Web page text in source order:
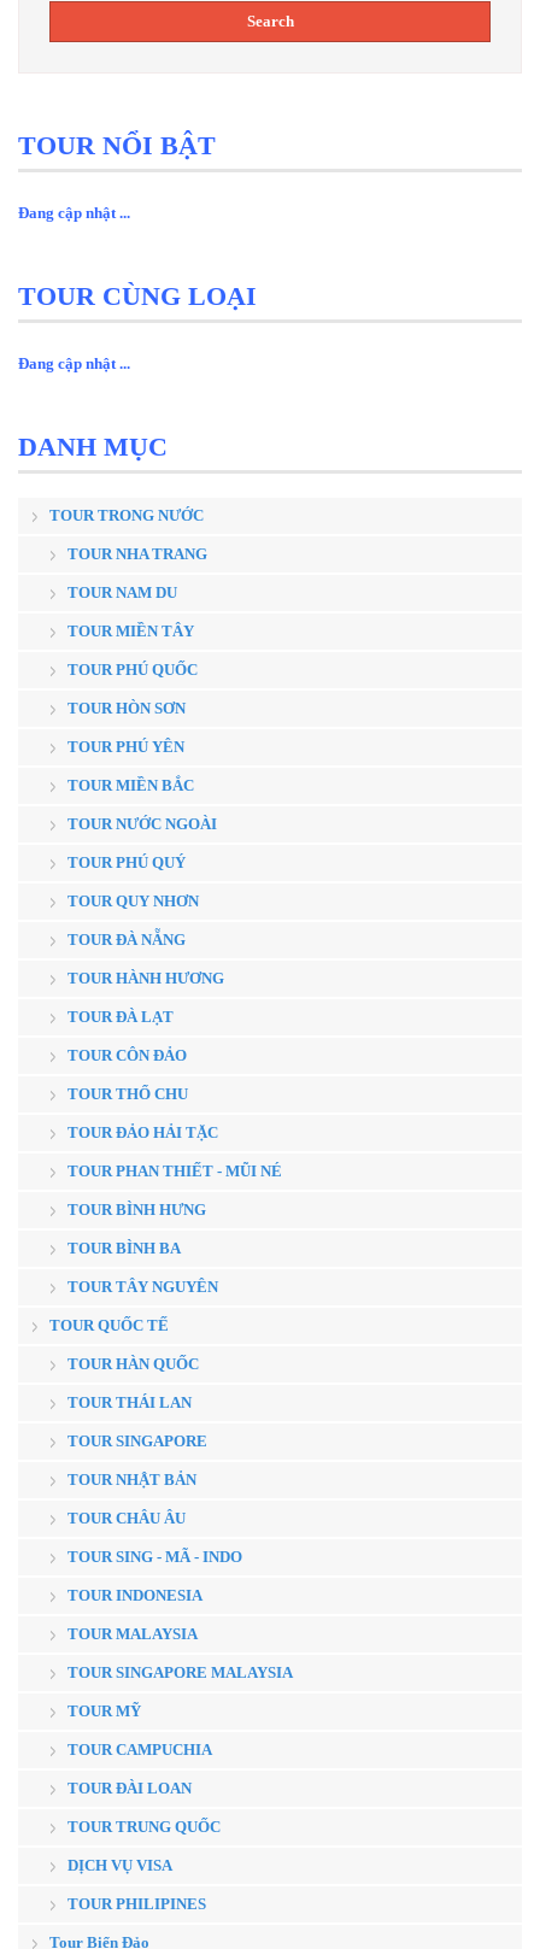
TOUR NỔI BẬT
Đang cập nhật ...
TOUR CÙNG LOẠI
Đang cập nhật ...
DANH MỤC
TOUR TRONG NƯỚC
TOUR NHA TRANG
TOUR NAM DU
TOUR MIỀN TÂY
TOUR PHÚ QUỐC
TOUR HÒN SƠN
TOUR PHÚ YÊN
TOUR MIỀN BẮC
TOUR NƯỚC NGOÀI
TOUR PHÚ QUÝ
TOUR QUY NHƠN
TOUR ĐÀ NẴNG
TOUR HÀNH HƯƠNG
TOUR ĐÀ LẠT
TOUR CÔN ĐẢO
TOUR THỔ CHU
TOUR ĐẢO HẢI TẶC
TOUR PHAN THIẾT - MŨI NÉ
TOUR BÌNH HƯNG
TOUR BÌNH BA
TOUR TÂY NGUYÊN
TOUR QUỐC TẾ
TOUR HÀN QUỐC
TOUR THÁI LAN
TOUR SINGAPORE
TOUR NHẬT BẢN
TOUR CHÂU ÂU
TOUR SING - MÃ - INDO
TOUR INDONESIA
TOUR MALAYSIA
TOUR SINGAPORE MALAYSIA
TOUR MỸ
TOUR CAMPUCHIA
TOUR ĐÀI LOAN
TOUR TRUNG QUỐC
DỊCH VỤ VISA
TOUR PHILIPINES
Tour Biển Đảo